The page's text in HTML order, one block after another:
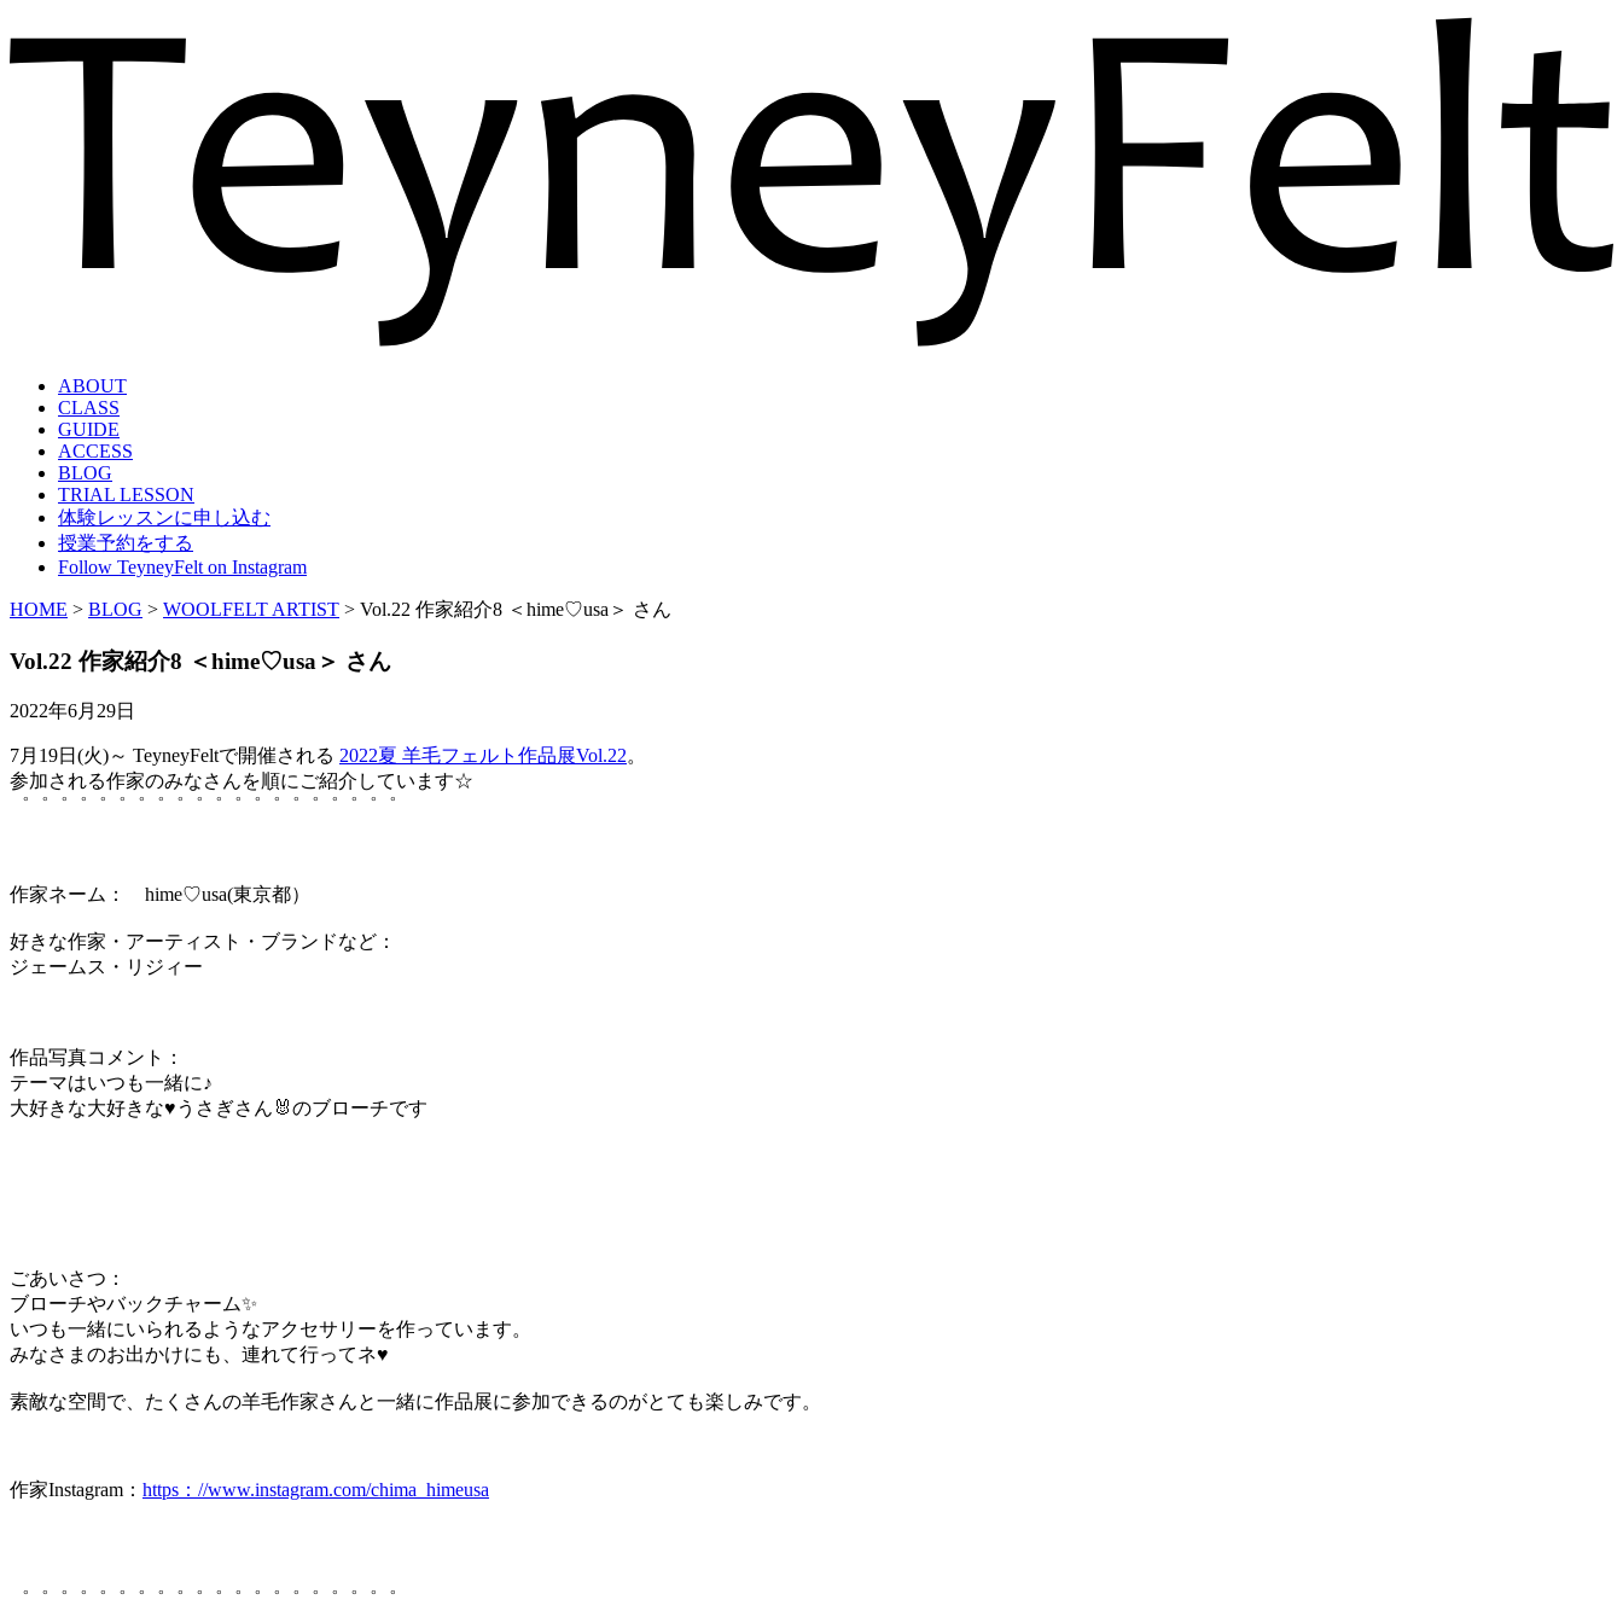
ABOUT
CLASS
GUIDE
ACCESS
BLOG
TRIAL LESSON
体験レッスンに申し込む
授業予約をする
Follow TeyneyFelt on Instagram
HOME > BLOG > WOOLFELT ARTIST > Vol.22 作家紹介8 ＜hime♡usa＞ さん
Vol.22 作家紹介8 ＜hime♡usa＞ さん
2022年6月29日
7月19日(火)～ TeyneyFeltで開催される 2022夏 羊毛フェルト作品展Vol.22。
参加される作家のみなさんを順にご紹介しています☆
゜゜゜゜゜゜゜゜゜゜゜゜゜゜゜゜゜゜゜゜
作家ネーム： hime♡usa(東京都）
好きな作家・アーティスト・ブランドなど：
ジェームス・リジィー
作品写真コメント：
テーマはいつも一緒に♪
大好きな大好きな♥うさぎさん🐰のブローチです
ごあいさつ：
ブローチやバックチャーム✨
いつも一緒にいられるようなアクセサリーを作っています。
みなさまのお出かけにも、連れて行ってネ♥
素敵な空間で、たくさんの羊毛作家さんと一緒に作品展に参加できるのがとても楽しみです。
作家Instagram： https：//www.instagram.com/chima_himeusa
゜゜゜゜゜゜゜゜゜゜゜゜゜゜゜゜゜゜゜゜